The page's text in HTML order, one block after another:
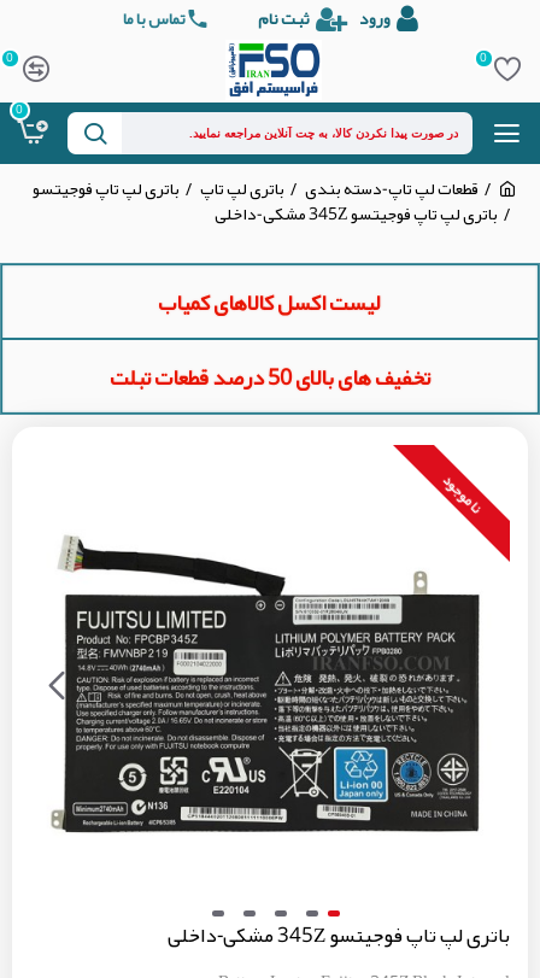
ورود ثبت نام تماس با ما
0
0
0
قطعات لپ تاپ-دسته بندی باتری لپ تاپ باتری لپ تاپ فوجیتسو
باتری لپ تاپ فوجیتسو 345Z مشکی-داخلی
لیست اکسل کالاهای کمیاب
تخفیف های بالای 50 درصد قطعات تبلت
نا موجود
باتری لپ تاپ فوجیتسو 345Z مشکی-داخلی